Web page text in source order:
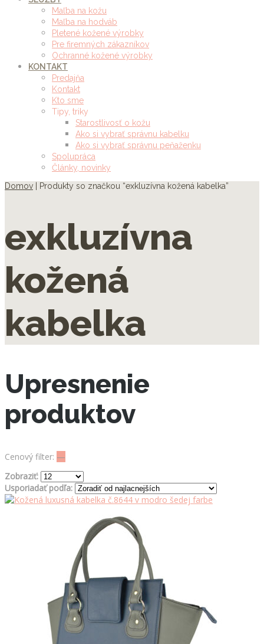
Maľba na kožu
Maľba na hodváb
Pletené kožené výrobky
Pre firemných zákazníkov
Ochranné kožené výrobky
KONTAKT
Predajňa
Kontakt
Kto sme
Tipy, triky
Starostlivosť o kožu
Ako si vybrať správnu kabelku
Ako si vybrať správnu peňaženku
Spolupráca
Články, novinky
Domov | Produkty so značkou “exkluzívna kožená kabelka”
exkluzívna
kožená
kabelka
Upresnenie
produktov
Cenový filter: —
Zobraziť:
Usporiadať podľa: